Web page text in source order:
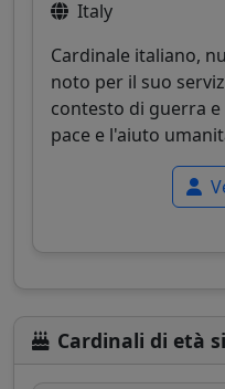
Italy
Cardinale italiano,
noto per il suo
contesto di guerra
pace e l'aiuto
Cardinali di età